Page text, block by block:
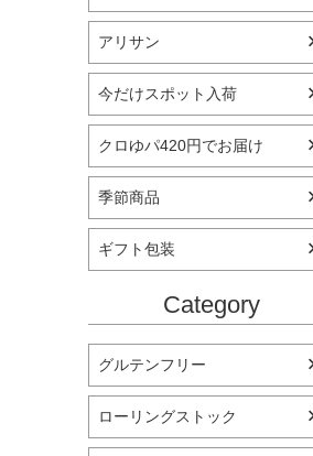
アリサン
今だけスポット入荷
クロゆパ420円でお届け
季節商品
ギフト包装
Category
グルテンフリー
ローリングストック